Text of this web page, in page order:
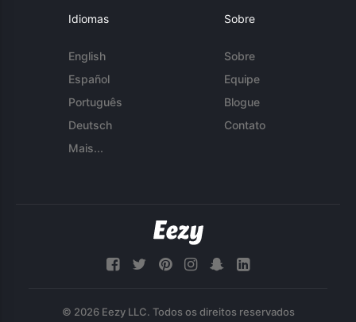
Idiomas
English
Español
Português
Deutsch
Mais...
Sobre
Sobre
Equipe
Blogue
Contato
© 2026 Eezy LLC. Todos os direitos reservados